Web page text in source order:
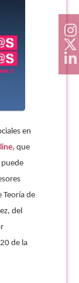
en
, que
puede
Teoría de
del
de la